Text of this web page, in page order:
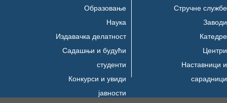
Образовање
Наука
Издавачка делатност
Садашњи и будући
студенти
Конкурси и увиди
јавности
Стручне службе
Заводи
Катедре
Центри
Наставници и
сарадници